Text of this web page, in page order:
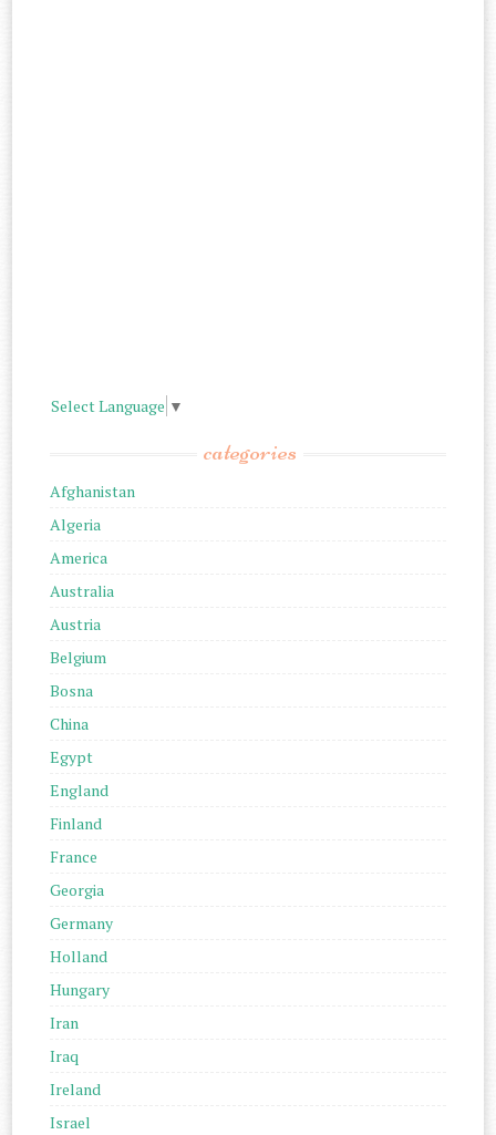
Select Language ▼
categories
Afghanistan
Algeria
America
Australia
Austria
Belgium
Bosna
China
Egypt
England
Finland
France
Georgia
Germany
Holland
Hungary
Iran
Iraq
Ireland
Israel